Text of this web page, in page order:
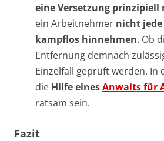
eine Versetzung prinzipiell
ein Arbeitnehmer nicht
kampflos hinnehmen. Ob
Entfernung demnach
Einzelfall geprüft werden. In
die Hilfe einesAnwalts für
ratsam sein.
Fazit